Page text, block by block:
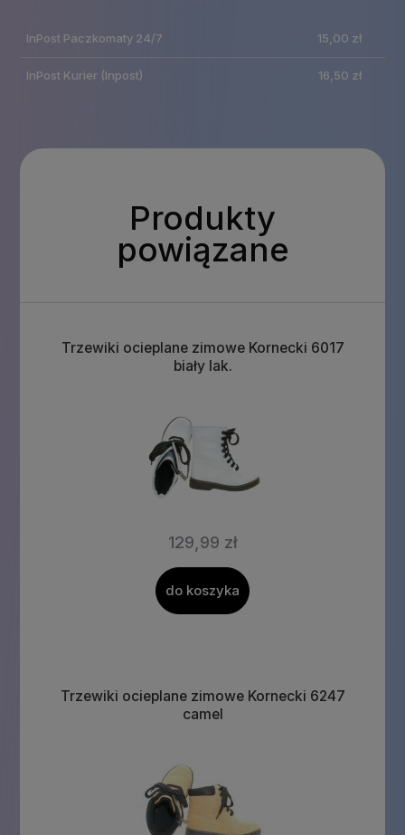
płatności
InPost Paczkomaty 24/7 15,00 zł
InPost Kurier (Inpost) 16,50 zł
Produkty
powiązane
Trzewiki ocieplane zimowe Kornecki 6017
biały lak.
129,99 zł
do koszyka
Trzewiki ocieplane zimowe Kornecki 6247
camel